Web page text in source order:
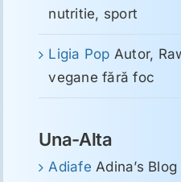
nutritie, sport
Ligia Pop Autor,
vegane fără foc
Una-Alta
Adiafe Adina’s Blog